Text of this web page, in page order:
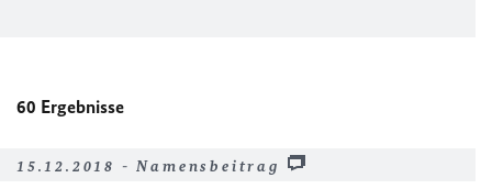
60 Ergebnisse
15.12.2018 - Namensbeitrag